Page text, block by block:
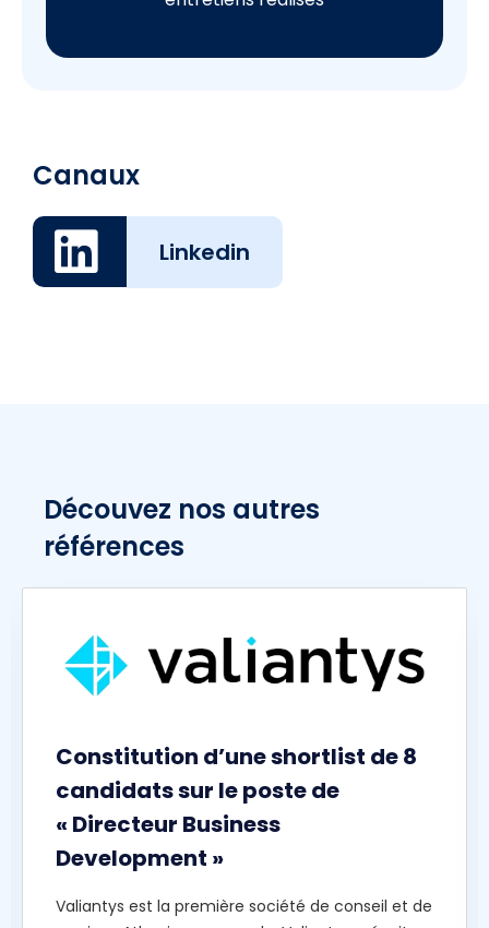
Canaux
Linkedin
Découvez nos autres
références
Constitution d’une shortlist de 8
candidats sur le poste de
« Directeur Business
Development »
Valiantys est la première société de conseil et de